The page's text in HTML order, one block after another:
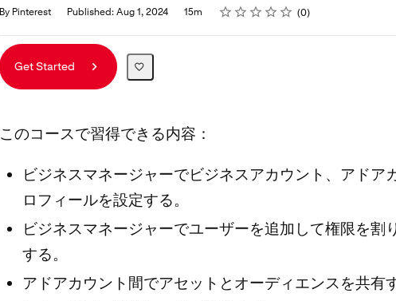
By Pinterest Published: Aug 1, 2024 15m Rating
1 star
2 stars
3 stars
4 stars
5 stars 0
Get Started
このコースで習得できる内容：
ビジネスマネージャーでビジネスアカウント、アドア
ロフィールを設定する。
ビジネスマネージャーでユーザーを追加して権限を割
する。
アドアカウント間でアセットとオーディエンスを共有す